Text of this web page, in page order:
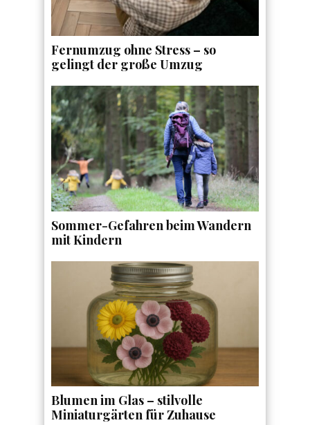
Fernumzug ohne Stress – so
gelingt der große Umzug
Sommer-Gefahren beim Wandern
mit Kindern
Blumen im Glas – stilvolle
Miniaturgärten für Zuhause